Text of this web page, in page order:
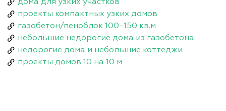
дома для узких участков
проекты компактных узких домов
газобетон/пеноблок 100-150 кв.м
небольшие недорогие дома из газобетона
недорогие дома и небольшие коттеджи
проекты домов 10 на 10 м